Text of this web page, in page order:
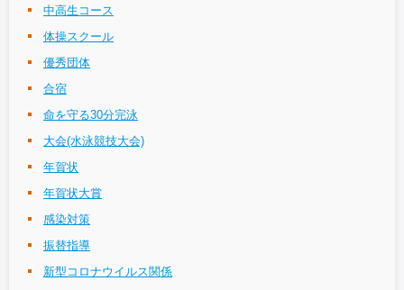
中高生コース
体操スクール
優秀団体
合宿
命を守る30分完泳
大会(水泳競技大会)
年賀状
年賀状大賞
感染対策
振替指導
新型コロナウイルス関係